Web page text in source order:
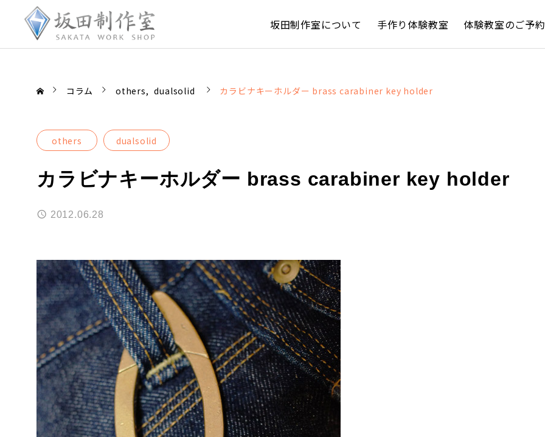
坂田制作室について 手作り体験教室 体験教室のご予約
コラム others dualsolid カラビナキーホルダー brass carabiner key holder
others dualsolid
カラビナキーホルダー brass carabiner key holder
2012.06.28